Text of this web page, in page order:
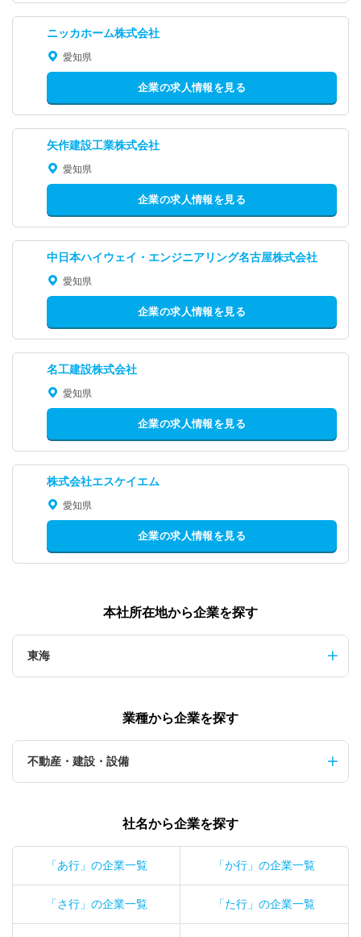
ニッカホーム株式会社
愛知県
企業の求人情報を見る
矢作建設工業株式会社
愛知県
企業の求人情報を見る
中日本ハイウェイ・エンジニアリング名古屋株式会社
愛知県
企業の求人情報を見る
名工建設株式会社
愛知県
企業の求人情報を見る
株式会社エスケイエム
愛知県
企業の求人情報を見る
本社所在地から企業を探す
東海
業種から企業を探す
不動産・建設・設備
社名から企業を探す
「あ行」の企業一覧 「か行」の企業一覧
「さ行」の企業一覧 「た行」の企業一覧